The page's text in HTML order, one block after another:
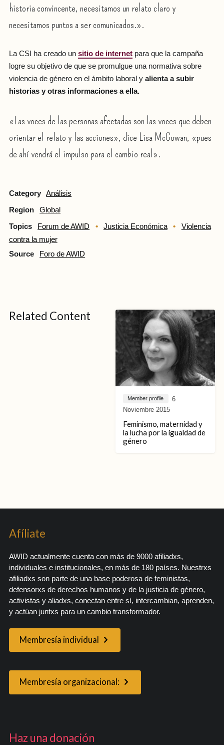
historia convincente, necesitamos un relato claro y
necesitamos puntos a ser comunicados.».
La CSI ha creado un sitio de internetpara que la campaña
logre su objetivo de que se promulgue una normativa sobre
violencia de género en el ámbito laboral y alienta a subir
historias y otras informaciones a ella.
«Las voces de las personas afectadas son las voces que deben
orientar el relato y las acciones», dice Lisa McGowan, «pues
de ahí vendrá el impulso para el cambio real».
Category Análisis
Region Global
Topics Forum de AWID Justicia Económica
Violencia
contra la mujer
Source
Foro de AWID
Related Content
Member profile
6
Noviembre 2015
Feminismo, maternidad y
la lucha por la igualdad de
género
Afíliate
AWID actualmente cuenta con más de 9000 afiliadxs,
individuales e institucionales, en más de 180 países. Nuestrxs
afiliadxs son parte de una base poderosa de feministas,
defensorxs de derechos humanos y de la justicia de género,
activistas y aliadxs, conectan entre sí, intercambian, aprenden,
y actúan juntxs para un cambio transformador.
Membresía individual
Membresía organizacional:
Haz una donación